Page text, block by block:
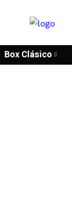
Box Clásico